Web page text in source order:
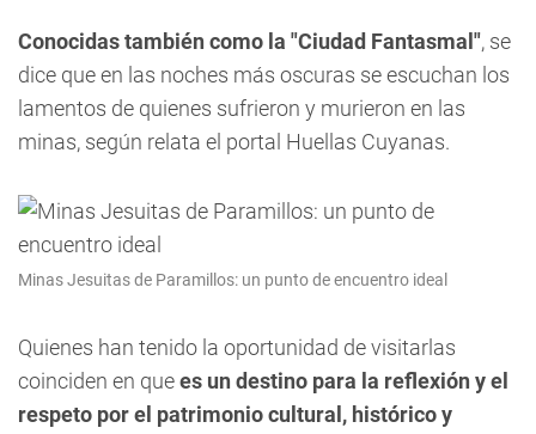
Conocidas también como la "Ciudad Fantasmal", se
dice que en las noches más oscuras se escuchan los
lamentos de quienes sufrieron y murieron en las
minas, según relata el portal Huellas Cuyanas.
Minas Jesuitas de Paramillos: un punto de encuentro ideal
Quienes han tenido la oportunidad de visitarlas
coinciden en quees un destino para la reflexión y el
respeto por el patrimonio cultural, histórico y